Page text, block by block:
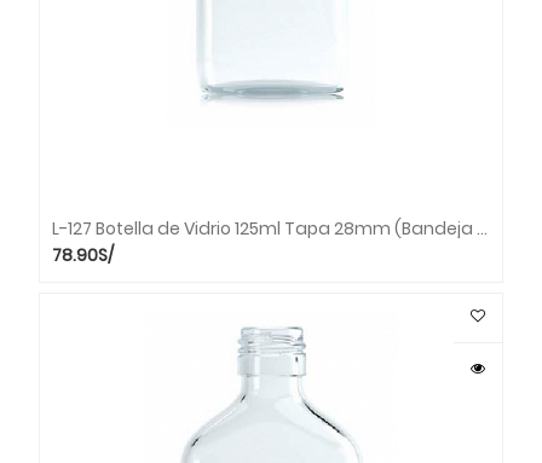
L-127 Botella de Vidrio 125ml Tapa 28mm (Bandeja x 77 unds.)
S/
78.90